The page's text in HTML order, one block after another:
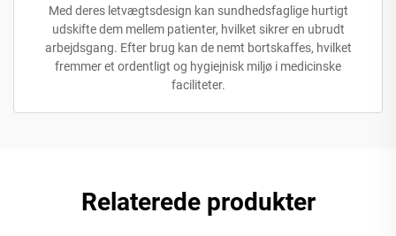
Med deres letvægtsdesign kan sundhedsfaglige hurtigt
udskifte dem mellem patienter, hvilket sikrer en ubrudt
arbejdsgang. Efter brug kan de nemt bortskaffes, hvilket
fremmer et ordentligt og hygiejnisk miljø i medicinske
faciliteter.
Relaterede produkter